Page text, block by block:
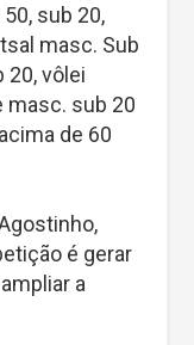
sub 20,
masc. Sub
20, vôlei
masc. sub 20
de 60
é gerar
a